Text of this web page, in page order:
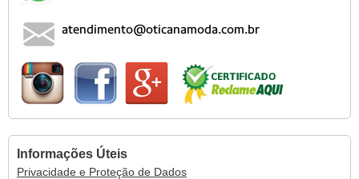
Informações Úteis
Privacidade e Proteção de Dados